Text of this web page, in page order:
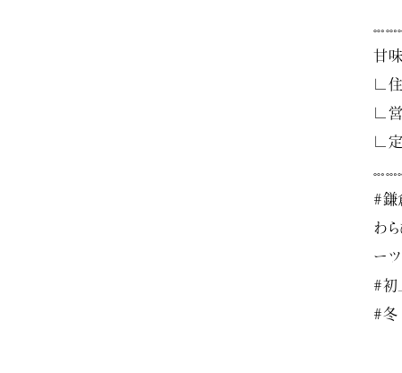
甘
∟
∟
∟
#鎌
わ
ー
#初
#冬